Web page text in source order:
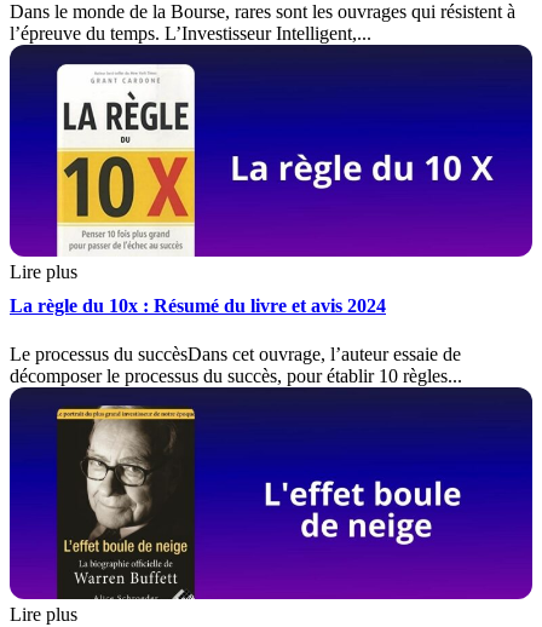
Dans le monde de la Bourse, rares sont les ouvrages qui résistent à
l’épreuve du temps. L’Investisseur Intelligent,...
Lire plus
La règle du 10x : Résumé du livre et avis 2024
Le processus du succèsDans cet ouvrage, l’auteur essaie de
décomposer le processus du succès, pour établir 10 règles...
Lire plus